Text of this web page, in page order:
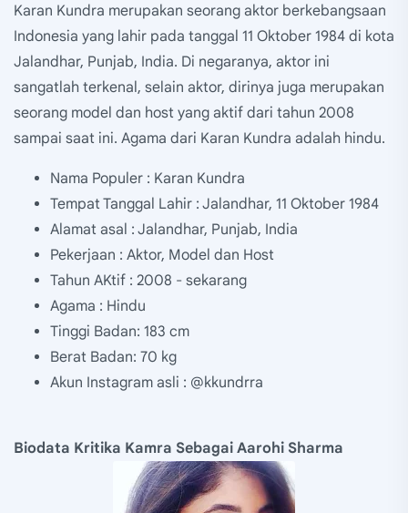
Karan Kundra merupakan seorang aktor berkebangsaan
Indonesia yang lahir pada tanggal 11 Oktober 1984 di kota
Jalandhar, Punjab, India. Di negaranya, aktor ini
sangatlah terkenal, selain aktor, dirinya juga merupakan
seorang model dan host yang aktif dari tahun 2008
sampai saat ini. Agama dari Karan Kundra adalah hindu.
Nama Populer : Karan Kundra
Tempat Tanggal Lahir : Jalandhar, 11 Oktober 1984
Alamat asal : Jalandhar, Punjab, India
Pekerjaan : Aktor, Model dan Host
Tahun AKtif : 2008 - sekarang
Agama : Hindu
Tinggi Badan: 183 cm
Berat Badan: 70 kg
Akun Instagram asli : @kkundrra
Biodata Kritika Kamra Sebagai Aarohi Sharma